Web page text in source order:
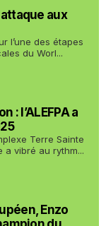
aux
l’une des étapes
du Worl...
: l’ALEFPA a
Terre Sainte
a vibré au rythm...
Enzo